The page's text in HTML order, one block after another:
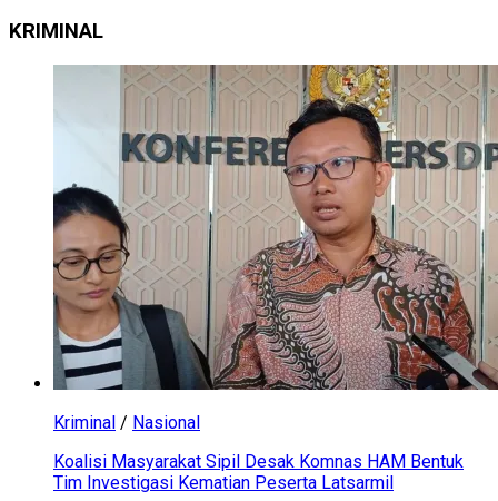
KRIMINAL
Kriminal / Nasional
Koalisi Masyarakat Sipil Desak Komnas HAM Bentuk
Tim Investigasi Kematian Peserta Latsarmil